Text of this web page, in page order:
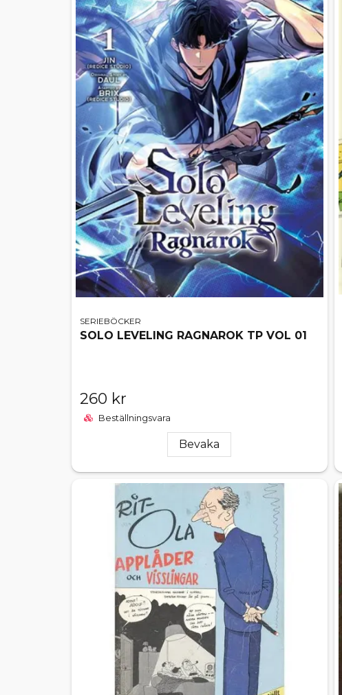
SERIEBÖCKER
SOLO LEVELING RAGNAROK TP VOL 01
260 kr
Beställningsvara
Bevaka